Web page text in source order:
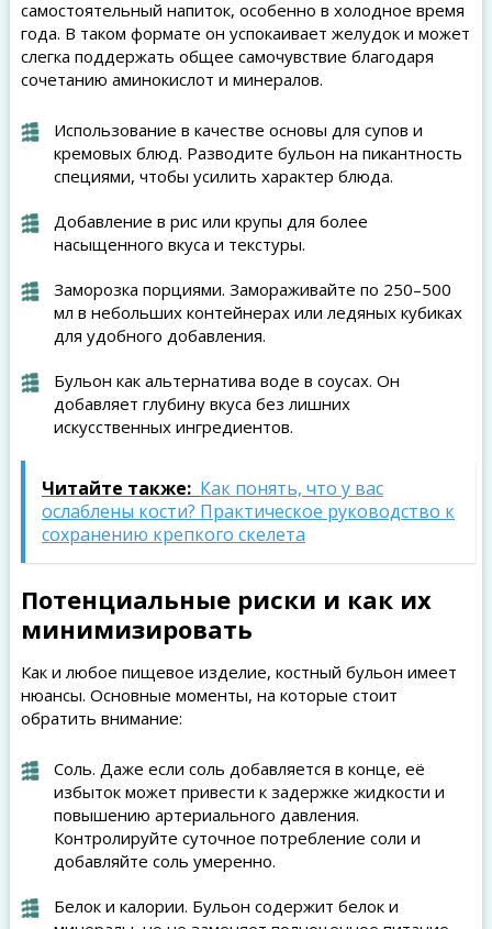
самостоятельный напиток, особенно в холодное время
года. В таком формате он успокаивает желудок и может
слегка поддержать общее самочувствие благодаря
сочетанию аминокислот и минералов.
Использование в качестве основы для супов и
кремовых блюд. Разводите бульон на пикантность
специями, чтобы усилить характер блюда.
Добавление в рис или крупы для более
насыщенного вкуса и текстуры.
Заморозка порциями. Замораживайте по 250–500
мл в небольших контейнерах или ледяных кубиках
для удобного добавления.
Бульон как альтернатива воде в соусах. Он
добавляет глубину вкуса без лишних
искусственных ингредиентов.
Читайте также: Как понять, что у вас
ослаблены кости? Практическое руководство к
сохранению крепкого скелета
Потенциальные риски и как их
минимизировать
Как и любое пищевое изделие, костный бульон имеет
нюансы. Основные моменты, на которые стоит
обратить внимание:
Соль. Даже если соль добавляется в конце, её
избыток может привести к задержке жидкости и
повышению артериального давления.
Контролируйте суточное потребление соли и
добавляйте соль умеренно.
Белок и калории. Бульон содержит белок и